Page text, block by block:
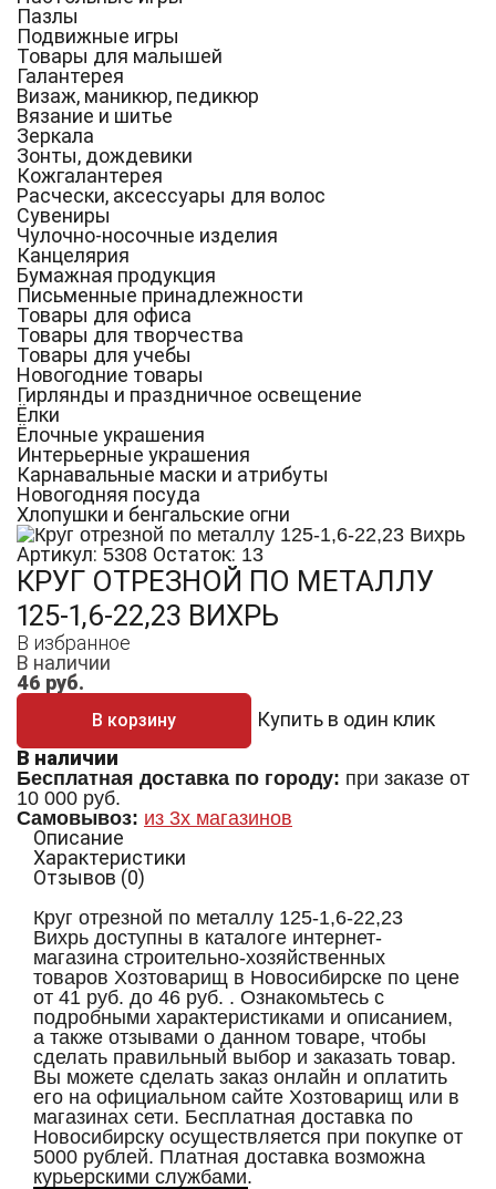
Пазлы
Подвижные игры
Товары для малышей
Галантерея
Визаж, маникюр, педикюр
Вязание и шитье
Зеркала
Зонты, дождевики
Кожгалантерея
Расчески, аксессуары для волос
Сувениры
Чулочно-носочные изделия
Канцелярия
Бумажная продукция
Письменные принадлежности
Товары для офиса
Товары для творчества
Товары для учебы
Новогодние товары
Гирлянды и праздничное освещение
Ёлки
Ёлочные украшения
Интерьерные украшения
Карнавальные маски и атрибуты
Новогодняя посуда
Хлопушки и бенгальские огни
Артикул: 5308 Остаток: 13
КРУГ ОТРЕЗНОЙ ПО МЕТАЛЛУ
125-1,6-22,23 ВИХРЬ
В избранное
В наличии
46 руб.
В корзину
Купить в один клик
В наличии
Бесплатная доставка по городу: при заказе от
10 000 руб.
Самовывоз: из 3х магазинов
Описание
Характеристики
Отзывов (0)
Круг отрезной по металлу 125-1,6-22,23
Вихрь доступны в каталоге интернет-
магазина строительно-хозяйственных
товаров Хозтоварищ в Новосибирске по цене
от 41 руб. до 46 руб. . Ознакомьтесь с
подробными характеристиками и описанием,
а также отзывами о данном товаре, чтобы
сделать правильный выбор и заказать товар.
Вы можете сделать заказ онлайн и оплатить
его на официальном сайте Хозтоварищ или в
магазинах сети. Бесплатная доставка по
Новосибирску осуществляется при покупке от
5000 рублей. Платная доставка возможна
курьерскими службами.